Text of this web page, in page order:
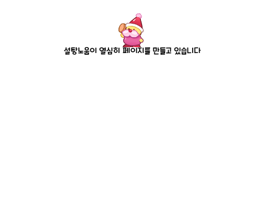
설탕노움이 열심히 페이지를 만들고 있습니다